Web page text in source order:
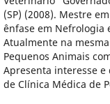
(SP) (2008). Mestre
ênfase em Nefrologia
Atualmente na
Pequenos Animais
Apresenta interesse
de Clínica Médica de